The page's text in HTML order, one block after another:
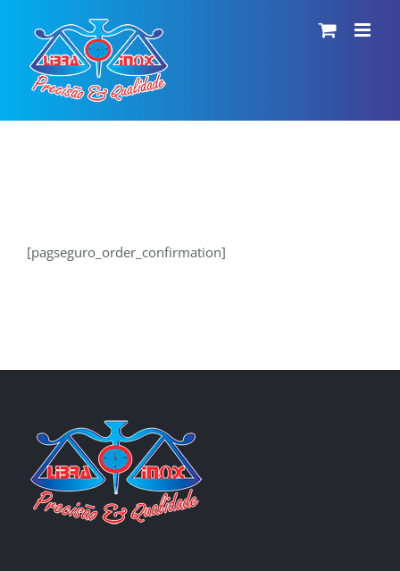
[pagseguro_order_confirmation]